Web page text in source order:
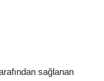
sağlanan